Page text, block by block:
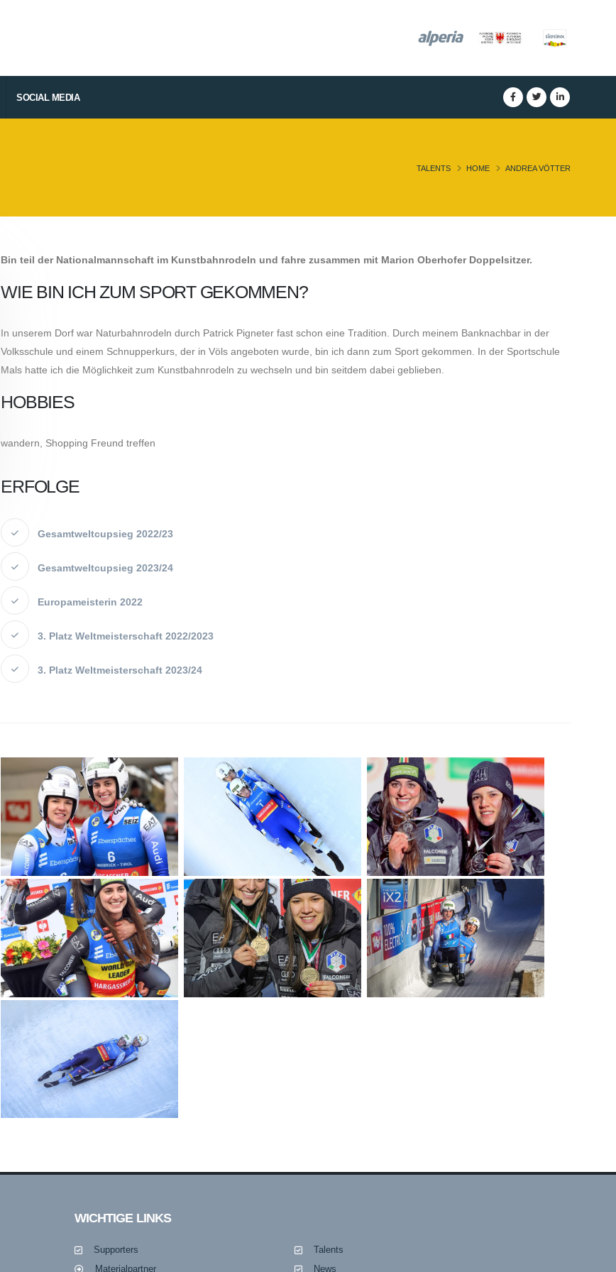
SOCIAL MEDIA
TALENTS HOME ANDREA VÖTTER
Bin teil der Nationalmannschaft im Kunstbahnrodeln und fahre zusammen mit Marion Oberhofer Doppelsitzer.
WIE BIN ICH ZUM SPORT GEKOMMEN?
In unserem Dorf war Naturbahnrodeln durch Patrick Pigneter fast schon eine Tradition. Durch meinem Banknachbar in der
Volksschule und einem Schnupperkurs, der in Völs angeboten wurde, bin ich dann zum Sport gekommen. In der Sportschule
Mals hatte ich die Möglichkeit zum Kunstbahnrodeln zu wechseln und bin seitdem dabei geblieben.
HOBBIES
wandern, Shopping Freund treffen
ERFOLGE
Gesamtweltcupsieg 2022/23
Gesamtweltcupsieg 2023/24
Europameisterin 2022
3. Platz Weltmeisterschaft 2022/2023
3. Platz Weltmeisterschaft 2023/24
WICHTIGE LINKS
Supporters
Materialpartner
Talents
News